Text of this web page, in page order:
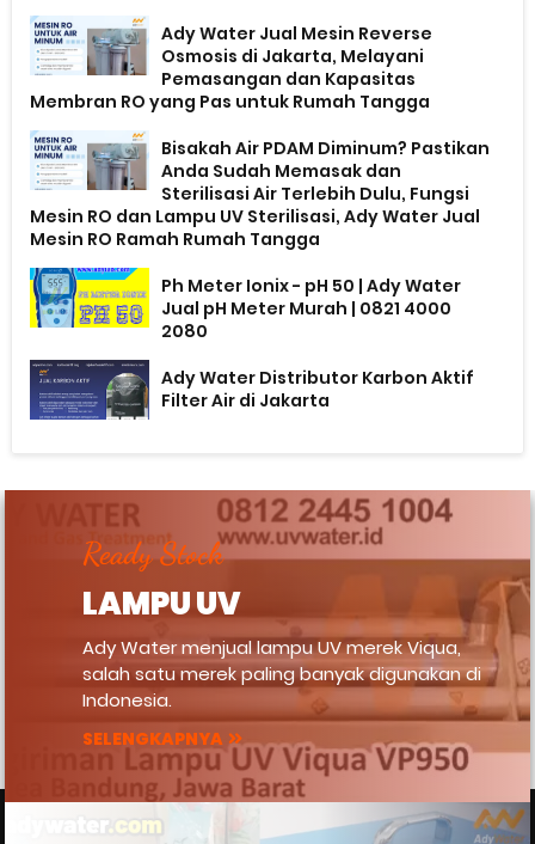
Ady Water Jual Mesin Reverse
Osmosis di Jakarta, Melayani
Pemasangan dan Kapasitas
Membran RO yang Pas untuk Rumah Tangga
Bisakah Air PDAM Diminum? Pastikan
Anda Sudah Memasak dan
Sterilisasi Air Terlebih Dulu, Fungsi
Mesin RO dan Lampu UV Sterilisasi, Ady Water Jual
Mesin RO Ramah Rumah Tangga
Ph Meter Ionix - pH 50 | Ady Water
Jual pH Meter Murah | 0821 4000
2080
Ady Water Distributor Karbon Aktif
Filter Air di Jakarta
Ready Stock
LAMPU UV
Ady Water menjual lampu UV merek Viqua,
salah satu merek paling banyak digunakan di
Indonesia.
SELENGKAPNYA